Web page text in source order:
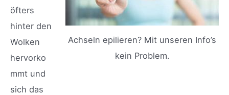
Achseln epilieren? Mit unseren Info’s
kein Problem.
öfters
hinter den
Wolken
hervorko
mmt und
sich das